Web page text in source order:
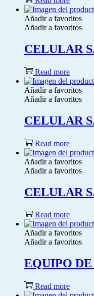
Añadir a favoritos
Añadir a favoritos
CELULAR
Read more
Añadir a favoritos
Añadir a favoritos
CELULAR
Read more
Añadir a favoritos
Añadir a favoritos
CELULAR
Read more
Añadir a favoritos
Añadir a favoritos
EQUIPO
Read more